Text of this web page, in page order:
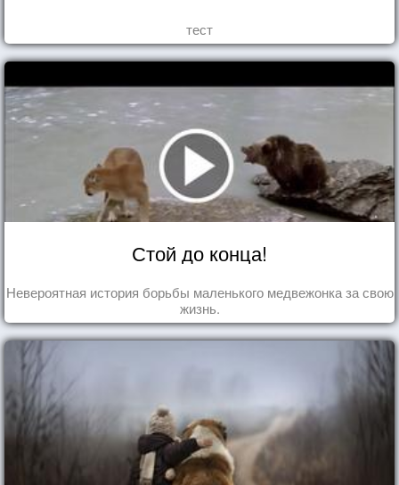
тест
Стой до конца!
Невероятная история борьбы маленького медвежонка за свою
жизнь.